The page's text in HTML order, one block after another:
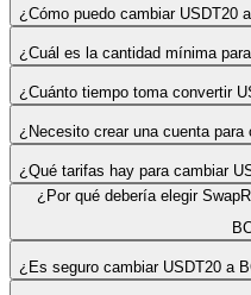
¿Cómo puedo cambiar USDT20
¿Cuál es la cantidad mínima
¿Cuánto tiempo toma convertir
¿Necesito crear una cuenta para
¿Qué tarifas hay para cambiar
¿Por qué debería elegir
¿Es seguro cambiar USDT20 a